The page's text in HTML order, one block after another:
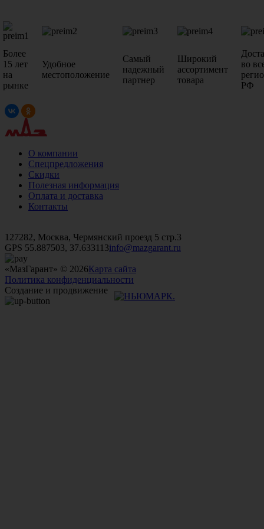
Более
15 лет
на
рынке
Удобное
местоположение
Самый
надежный
партнер
Широкий
ассортимент
товара
во
РФ
О компании
Спецпредложения
Скидки
Полезная информация
Оплата и доставка
Контакты
127282, Москва, Чермянский проезд 5 стр.3
GPS 55.887503, 37.633113info@mazgarant.ru
«МазГарант» © 2026Карта сайта
Политика конфиденциальности
Создание и продвижение